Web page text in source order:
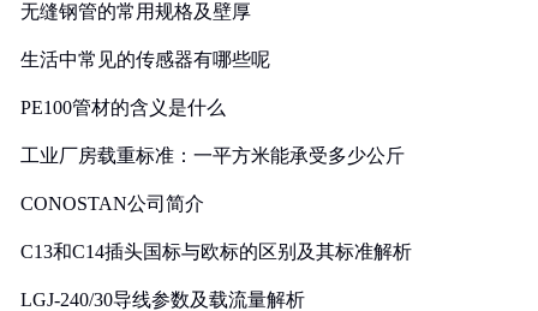
无缝钢管的常用规格及壁厚
生活中常见的传感器有哪些呢
PE100管材的含义是什么
工业厂房载重标准：一平方米能承受多少公斤
CONOSTAN公司简介
C13和C14插头国标与欧标的区别及其标准解析
LGJ-240/30导线参数及载流量解析